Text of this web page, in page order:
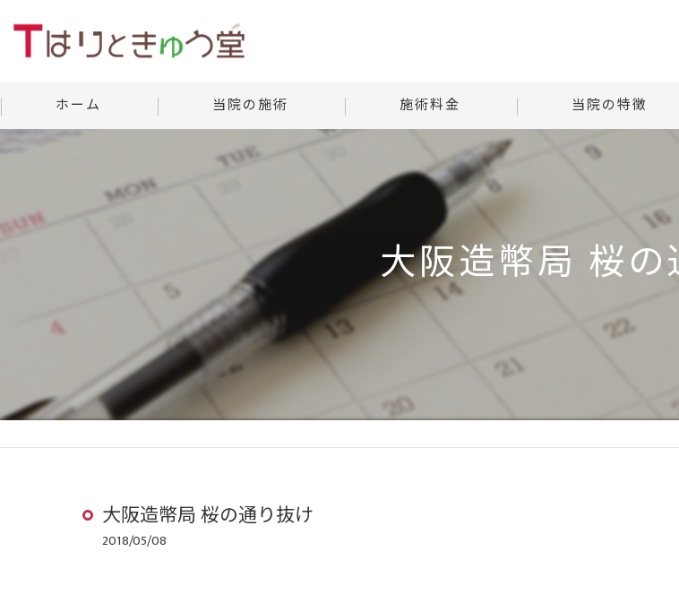
ホーム 当院の施術
美容鍼灸
施術料金
当院の様子
よくある質問
当院の特徴
肩こり
大阪造幣局 桜
大阪造幣局 桜の通り抜け
2018/05/08